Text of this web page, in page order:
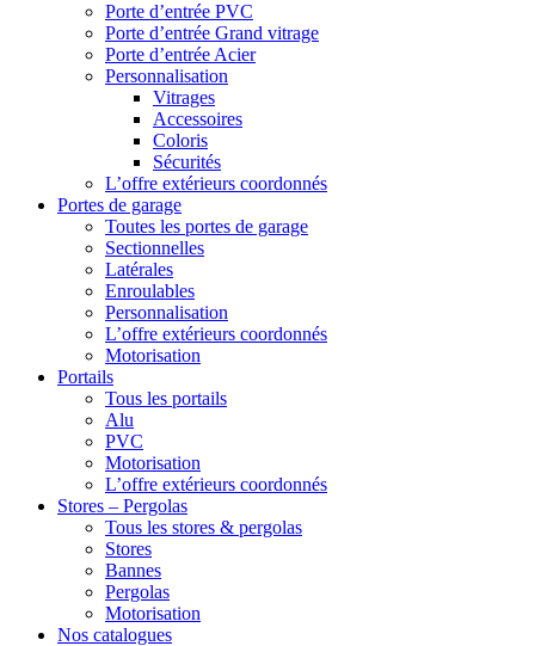
Porte d’entrée PVC
Porte d’entrée Grand vitrage
Porte d’entrée Acier
Personnalisation
Vitrages
Accessoires
Coloris
Sécurités
L’offre extérieurs coordonnés
Portes de garage
Toutes les portes de garage
Sectionnelles
Latérales
Enroulables
Personnalisation
L’offre extérieurs coordonnés
Motorisation
Portails
Tous les portails
Alu
PVC
Motorisation
L’offre extérieurs coordonnés
Stores – Pergolas
Tous les stores & pergolas
Stores
Bannes
Pergolas
Motorisation
Nos catalogues